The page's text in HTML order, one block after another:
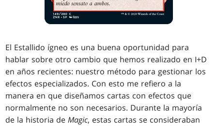
El Estallido ígneo es una buena oportunidad para
hablar sobre otro cambio que hemos realizado en I+D
en años recientes: nuestro método para gestionar los
efectos especializados. Con esto me refiero a la
manera en que diseñamos cartas con efectos que
normalmente no son necesarios. Durante la mayoría
de la historia deMagic, estas cartas se consideraban